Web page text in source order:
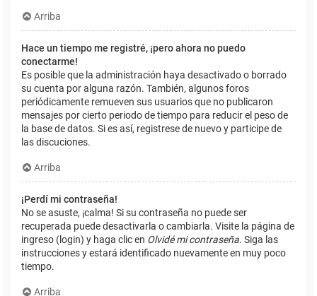
Arriba
Hace un tiempo me registré, ¡pero ahora no puedo
conectarme!
Es posible que la administración haya desactivado o borrado
su cuenta por alguna razón. También, algunos foros
periódicamente remueven sus usuarios que no publicaron
mensajes por cierto periodo de tiempo para reducir el peso de
la base de datos. Si es así, registrese de nuevo y participe de
las discuciones.
Arriba
¡Perdí mi contraseña!
No se asuste, ¡calma! Si su contraseña no puede ser
recuperada puede desactivarla o cambiarla. Visite la página de
ingreso (login) y haga clic en Olvidé mi contraseña. Siga las
instrucciones y estará identificado nuevamente en muy poco
tiempo.
Arriba